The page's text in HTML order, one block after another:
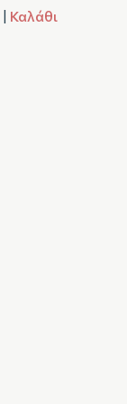
| Καλάθι